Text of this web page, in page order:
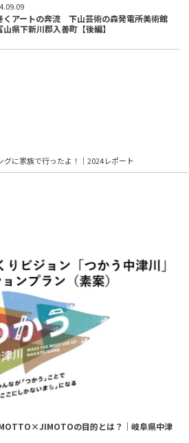
くアートの奔流 下山芸術の森発電所美術館
山県下新川郡入善町【後編】
グに家族で行ったよ！｜2024レポート
の目的とは？｜岐阜県中津